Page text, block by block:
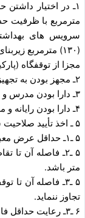
سرویس های
(۱۳۰) مترمربع
مجزا از توقفگاه
۲ـ مجهز بودن به تجهیزات اطفای حریق و کمک­های اولیه.
۳ـ دارا بودن مدرس و مربیان واجد شرایط متناسب با خدمات مورد نیاز.
۴ـ دارا بودن رایانه و ملحقات جانبی برای انجام خدمات بر خط.
۵ ـ اخذ تأیید صلاحیت شدآمدی (ترافیکی) از پلیس با رعایت موارد زیر:
۵ ـ۱ـ حداقل عرض معبر دسترسی به آن (۱۲) متر باشد.
متر باشد.
تجاوز ننماید.
۶ ـ۳ـ رعایت حداقل فاصله به شعاع (۱۰۰۰) متر تا آموزشگاه هم نوع.